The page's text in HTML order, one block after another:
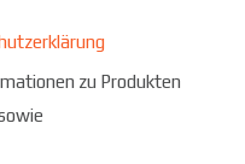
zu Produkten